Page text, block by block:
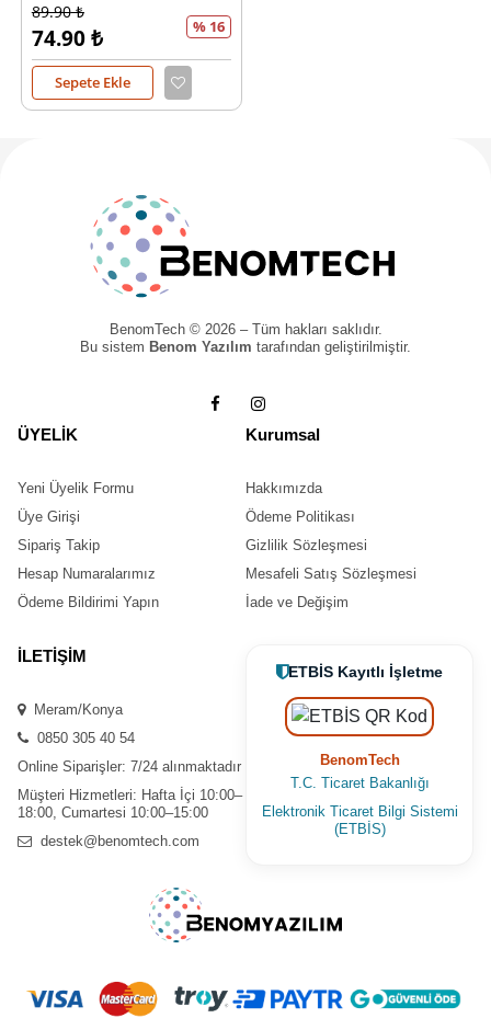
89.90₺
74.90₺ % 16
Sepete Ekle
BenomTech © 2026 – Tüm hakları saklıdır.
Bu sistem Benom Yazılım tarafından geliştirilmiştir.
ÜYELİK
Yeni Üyelik Formu
Üye Girişi
Sipariş Takip
Hesap Numaralarımız
Ödeme Bildirimi Yapın
Kurumsal
Hakkımızda
Ödeme Politikası
Gizlilik Sözleşmesi
Mesafeli Satış Sözleşmesi
İade ve Değişim
İLETİŞİM
Meram/Konya
0850 305 40 54
Online Siparişler: 7/24 alınmaktadır
Müşteri Hizmetleri: Hafta İçi 10:00–
18:00, Cumartesi 10:00–15:00
destek@benomtech.com
ETBİS Kayıtlı İşletme
BenomTech
T.C. Ticaret Bakanlığı
Elektronik Ticaret Bilgi Sistemi
(ETBİS)